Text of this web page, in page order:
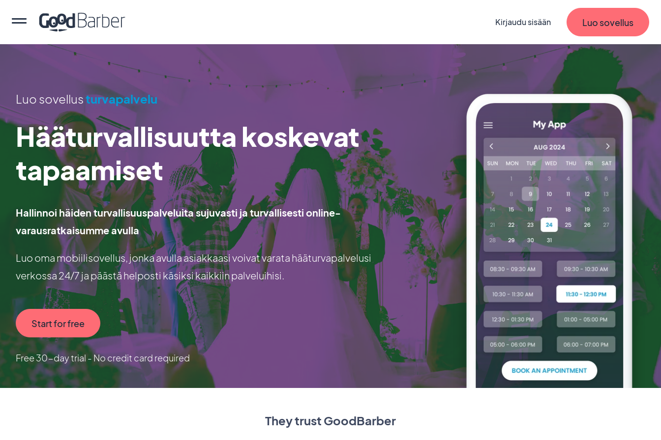
Kirjaudu sisään Luo sovellus
Luo sovellusturvapalvelu
Hääturvallisuutta koskevat
tapaamiset
Hallinnoi häiden turvallisuuspalveluita sujuvasti ja turvallisesti online-
varausratkaisumme avulla
Luo oma mobiilisovellus, jonka avulla asiakkaasi voivat varata hääturvapalvelusi
verkossa 24/7 ja päästä helposti käsiksi kaikkiin palveluihisi.
Start for free
Free 30-day trial - No credit card required
They trust GoodBarber